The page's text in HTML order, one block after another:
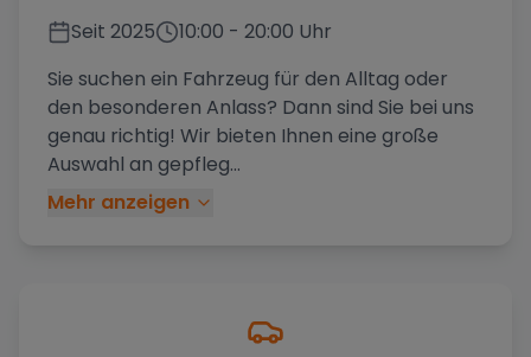
Seit 2025 10:00 - 20:00 Uhr
Sie suchen ein Fahrzeug für den Alltag oder
den besonderen Anlass? Dann sind Sie bei uns
genau richtig! Wir bieten Ihnen eine große
Auswahl an gepfleg...
Mehr anzeigen